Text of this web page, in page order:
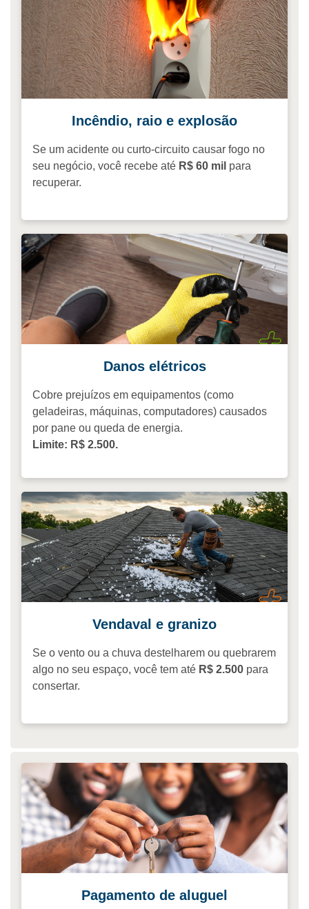
Incêndio, raio e explosão
Se um acidente ou curto-circuito causar fogo no
seu negócio, você recebe até R$ 60 mil para
recuperar.
Danos elétricos
Cobre prejuízos em equipamentos (como
geladeiras, máquinas, computadores) causados
por pane ou queda de energia.
Limite: R$ 2.500.
Vendaval e granizo
Se o vento ou a chuva destelharem ou quebrarem
algo no seu espaço, você tem até R$ 2.500 para
consertar.
Pagamento de aluguel